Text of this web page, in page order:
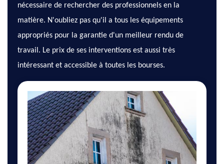
nécessaire de rechercher des professionnels en la
matière. N'oubliez pas qu'il a tous les équipements
appropriés pour la garantie d'un meilleur rendu de
travail. Le prix de ses interventions est aussi très
intéressant et accessible à toutes les bourses.